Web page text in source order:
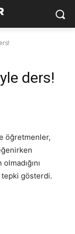
ders!
öğretmenler,
gösterdi.